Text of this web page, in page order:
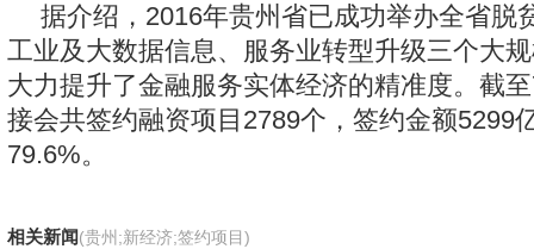
据介绍，2016年贵州省已成功举办全省脱
工业及大数据信息、服务业转型升级三个大
大力提升了金融服务实体经济的精准度。截
接会共签约融资项目2789个，签约金额5299
79.6%。
相关新闻(贵州;新经济;签约项目)